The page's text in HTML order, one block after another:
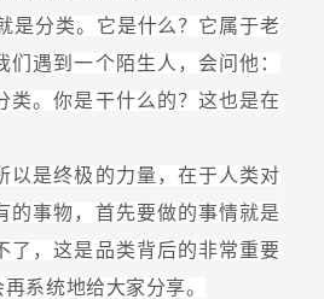
是分类。它是什么？它属于老
们遇到一个陌生人，会问他：
类。你是干什么的？这也是在
以是终极的力量，在于人类对
的事物，首先要做的事情就是
了，这是品类背后的非常重要
系统地给大家分享。